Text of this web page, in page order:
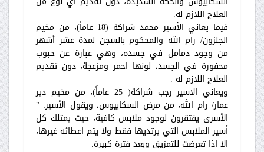
العلاج اللازم له.
فيما يعاني الأسير محمد شراكة (18 عاماً)، من مخيم
الجلزون/ رام الله والمحكوم بالسجن لمدة عشر أشهر
من وجود دمامل في جسده، وهي عبارة عن حبوب
محفورة في الجسد، لونها احمر ومزعجة، دون تقديم
العلاج اللازم له .
ويعاني الاسير رجب شراكة( 25 عاماً)، من مخيم دير
عمار/ رام الله، من مرض السكابيوس، ويقول الأسير: "
الأسرى يفتقرون لوجود ملابس كافية، حيث يمتلك كل
أسير الملابس التي يرتديها فقط ولا يتم اعطائه غيرها،
الا اذا تعرضت للتمزيق وبعد فترة كبيرة.